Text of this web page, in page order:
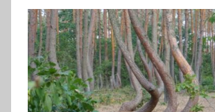
m
a
c
a
2